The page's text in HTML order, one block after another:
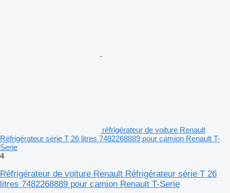
réfrigérateur de voiture Renault
Réfrigérateur série T 26 litres 7482268889 pour camion Renault T-
Serie
4
Réfrigérateur de voiture Renault Réfrigérateur série T 26
litres 7482268889 pour camion Renault T-Serie